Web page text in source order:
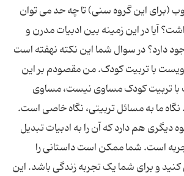
(برای این گروه سنی) تا چه حد می توان
آیا در این زمینه بین ادبیات مدرن و
دارد؟ در سوال شما این نکته نهفته است
با تربیت کودک. من مقصودم بر این
با تربیت کودک مساوی نیست، مساوی
ما به مسائل تربیتی، نگاه خاصی است.
دیگری هم دارد که آن را به ادبیات تبدیل
است. شما ممکن است داستانی را
کنید و برای شما یک تجربه زندگی باشد. این